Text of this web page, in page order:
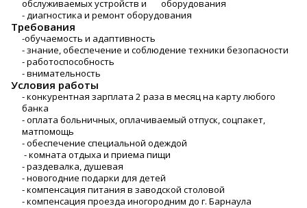
обслуживаемых устройств и оборудования
- диагностика и ремонт оборудования
Требования
-обучаемость и адаптивность
- знание, обеспечение и соблюдение техники безопасности
- работоспособность
- внимательность
Условия работы
- конкурентная зарплата 2 раза в месяц на карту любого
банка
- оплата больничных, оплачиваемый отпуск, соцпакет,
матпомощь
- обеспечение специальной одеждой
- комната отдыха и приема пищи
- раздевалка, душевая
- новогодние подарки для детей
- компенсация питания в заводской столовой
- компенсация проезда иногородним до г. Барнаула